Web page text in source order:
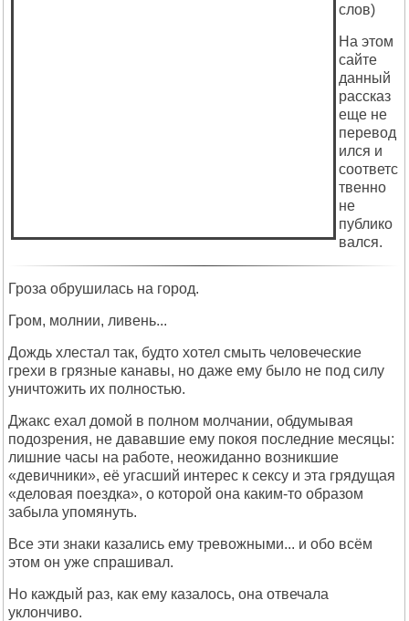
слов)
На этом
сайте
данный
рассказ
еще не
перевод
ился и
соответс
твенно
не
публико
вался.
Гроза обрушилась на город.
Гром, молнии, ливень...
Дождь хлестал так, будто хотел смыть человеческие
грехи в грязные канавы, но даже ему было не под силу
уничтожить их полностью.
Джакс ехал домой в полном молчании, обдумывая
подозрения, не дававшие ему покоя последние месяцы:
лишние часы на работе, неожиданно возникшие
«девичники», её угасший интерес к сексу и эта грядущая
«деловая поездка», о которой она каким-то образом
забыла упомянуть.
Все эти знаки казались ему тревожными... и обо всём
этом он уже спрашивал.
Но каждый раз, как ему казалось, она отвечала
уклончиво.